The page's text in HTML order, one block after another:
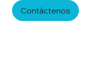
Contáctenos